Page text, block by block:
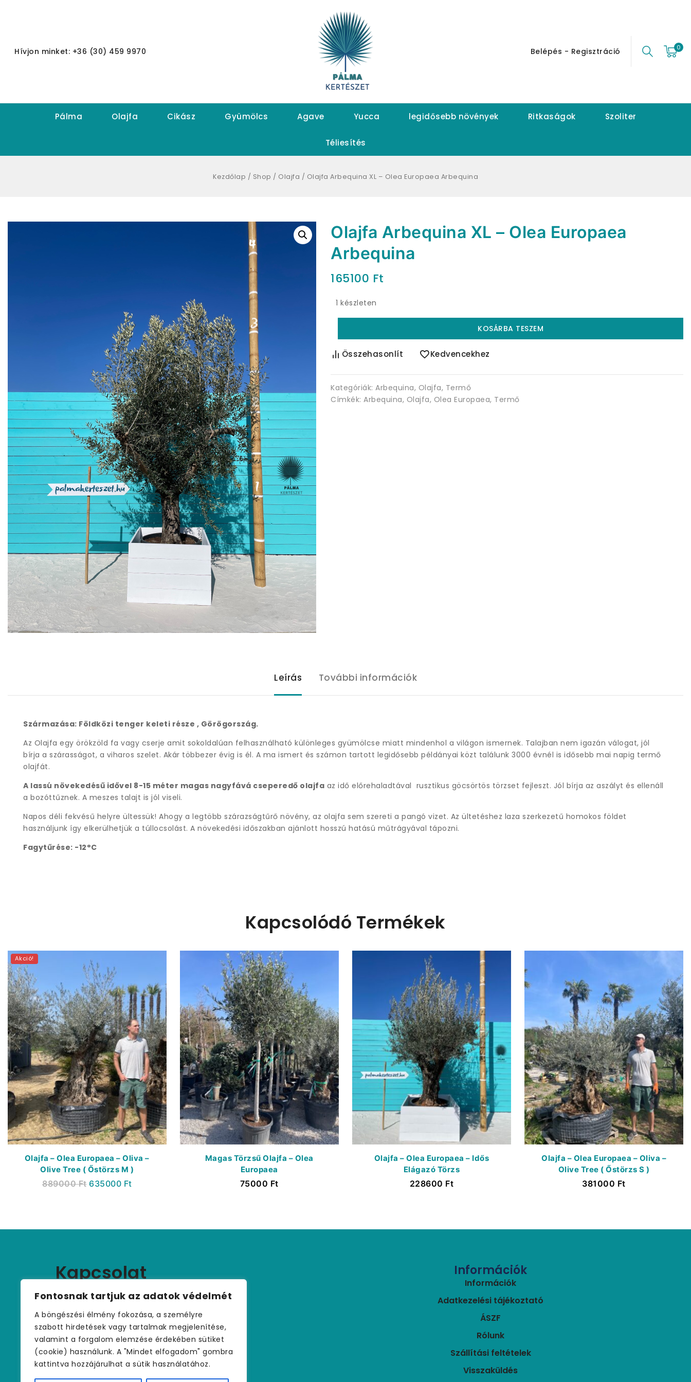
Fontosnak tartjuk az adatok védelmét
A böngészési élmény fokozása, a személyre
szabott hirdetések vagy tartalmak megjelenítése,
valamint a forgalom elemzése érdekében sütiket
(cookie) használunk. A "Mindet elfogadom" gombra
kattintva hozzájárulhat a sütik használatához.
Hívjon minket: +36 (30) 459 9970 Belépés - Regisztráció 0
Pálma Olajfa Cikász Gyümölcs Agave Yucca legidősebb növények Ritkaságok Szoliter
Téliesítés
Kezdőlap / Shop / Olajfa / Olajfa Arbequina XL – Olea Europaea Arbequina
Olajfa Arbequina XL – Olea Europaea
Arbequina
165100 Ft
1 készleten
KOSÁRBA TESZEM
Összehasonlít Kedvencekhez
Kategóriák: Arbequina, Olajfa, Termő
Címkék: Arbequina, Olajfa, Olea Europaea, Termő
Leírás További információk
Származása: Földközi tenger keleti része , Görögország.
Az Olajfa egy örökzöld fa vagy cserje amit sokoldalúan felhasználható különleges gyümölcse miatt mindenhol a világon ismernek. Talajban nem igazán válogat, jól
bírja a szárasságot, a viharos szelet. Akár többezer évig is él. A ma ismert és számon tartott legidősebb példányai közt találunk 3000 évnél is idősebb mai napig termő
olajfát.
A lassú növekedésű idővel 8-15 méter magas nagyfává cseperedő olajfa az idő előrehaladtával rusztikus göcsörtös törzset fejleszt. Jól bírja az aszályt és ellenáll
a bozóttűznek. A meszes talajt is jól viseli.
Napos déli fekvésű helyre ültessük! Ahogy a legtöbb szárazságtűrő növény, az olajfa sem szereti a pangó vizet. Az ültetéshez laza szerkezetű homokos földet
használjunk így elkerülhetjük a túllocsolást. A növekedési időszakban ajánlott hosszú hatású műtrágyával tápozni.
Fagytűrése: -12°C
Kapcsolódó Termékek
Akció!
Olajfa – Olea Europaea – Oliva –
Olive Tree ( Őstörzs M )
889000Ft 635000 Ft
Magas Törzsű Olajfa – Olea
Europaea
75000 Ft
Olajfa – Olea Europaea – Idős
Elágazó Törzs
228600 Ft
Olajfa – Olea Europaea – Oliva –
Olive Tree ( Őstörzs S )
381000 Ft
Kapcsolat
palmakerteszet@gmail.com
Információk
Információk
Adatkezelési tájékoztató
ÁSZF
Rólunk
Szállítási feltételek
Visszaküldés